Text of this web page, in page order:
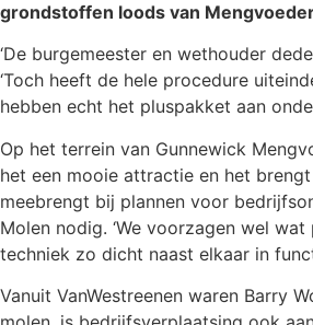
grondstoffen loods van
‘De burgemeester en wethouder
‘Toch heeft de hele procedure
hebben echt het pluspakket aan
Op het terrein van Gunnewick
het een mooie attractie en het
meebrengt bij plannen voor
Molen nodig. ‘We voorzagen wel
techniek zo dicht naast elkaar in
Vanuit VanWestreenen waren Barry